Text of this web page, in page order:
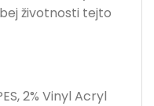
životnosti tejto
2% Vinyl Acryl